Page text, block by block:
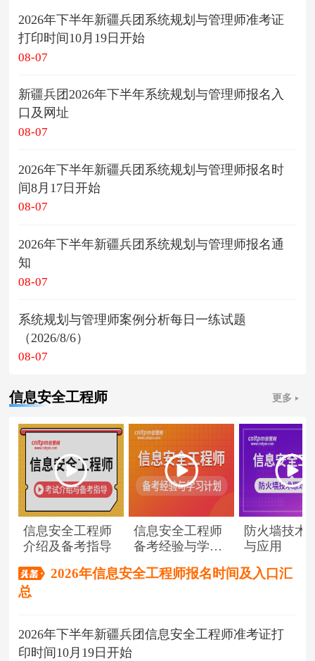
2026年下半年新疆兵团系统规划与管理师准考证
打印时间10月19日开始
08-07
新疆兵团2026年下半年系统规划与管理师报名入
口及网址
08-07
2026年下半年新疆兵团系统规划与管理师报名时
间8月17日开始
08-07
2026年下半年新疆兵团系统规划与管理师报名通
知
08-07
系统规划与管理师案例分析每日一练试题
（2026/8/6）
08-07
信息安全工程师 更多
信息安全工程师
介绍及备考指导
信息安全工程师
备考经验与学习
防火墙技术
与应用
2026年信息安全工程师报名时间及入口汇
总
2026年下半年新疆兵团信息安全工程师准考证打
印时间10月19日开始